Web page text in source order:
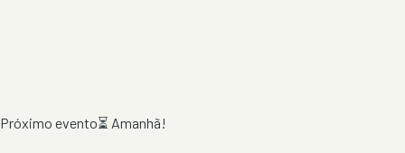
Próximo evento⏳ Amanhã!